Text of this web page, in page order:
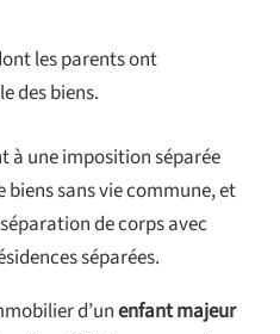
les parents ont
des biens.
à une imposition séparée
biens sans vie commune, et
de corps avec
séparées.
d’unenfant majeur